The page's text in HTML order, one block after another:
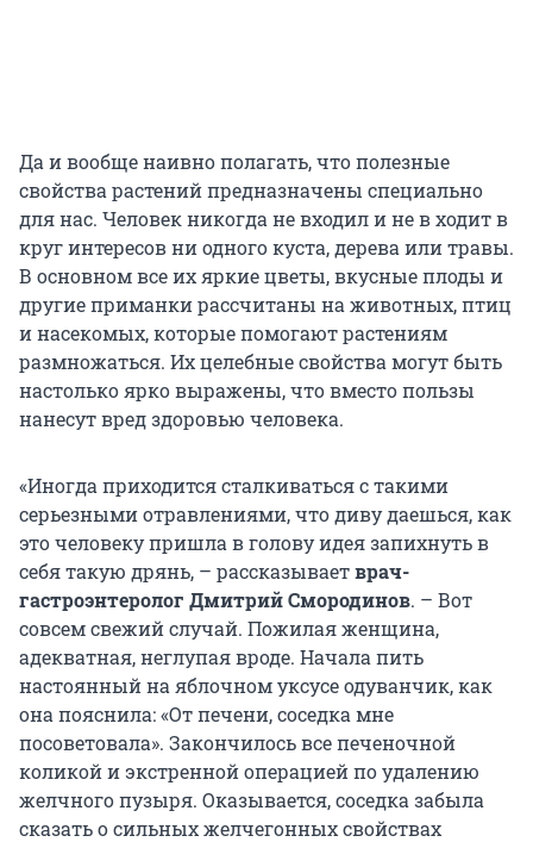
Да и вообще наивно полагать, что полезные
свойства растений предназначены специально
для нас. Человек никогда не входил и не в ходит в
круг интересов ни одного куста, дерева или травы.
В основном все их яркие цветы, вкусные плоды и
другие приманки рассчитаны на животных, птиц
и насекомых, которые помогают растениям
размножаться. Их целебные свойства могут быть
настолько ярко выражены, что вместо пользы
нанесут вред здоровью человека.
«Иногда приходится сталкиваться с такими
серьезными отравлениями, что диву даешься, как
это человеку пришла в голову идея запихнуть в
себя такую дрянь, – рассказываетврач-
гастроэнтеролог Дмитрий Смородинов. – Вот
совсем свежий случай. Пожилая женщина,
адекватная, неглупая вроде. Начала пить
настоянный на яблочном уксусе одуванчик, как
она пояснила: «От печени, соседка мне
посоветовала». Закончилось все печеночной
коликой и экстренной операцией по удалению
желчного пузыря. Оказывается, соседка забыла
сказать о сильных желчегонных свойствах